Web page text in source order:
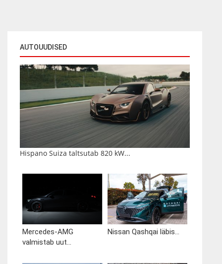
AUTOUUDISED
Hispano Suiza taltsutab 820 kW...
Mercedes-AMG
valmistab uut...
Nissan Qashqai läbis...